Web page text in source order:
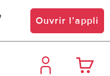
Ouvrir l’appli